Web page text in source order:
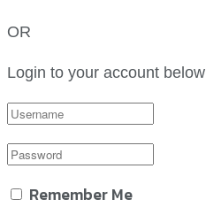
OR
Login to your account below
Remember Me